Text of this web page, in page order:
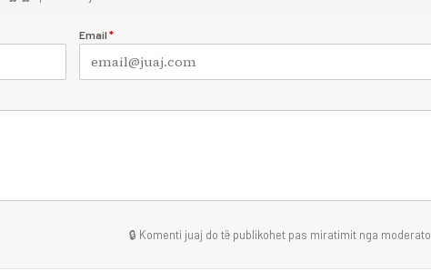
Email *
🔒 Komenti juaj do të publikohet pas miratimit nga